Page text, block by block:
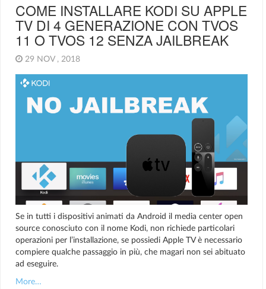
COME INSTALLARE KODI SU APPLE
TV DI 4 GENERAZIONE CON TVOS
11 O TVOS 12 SENZA JAILBREAK
29 NOV , 2018
Se in tutti i dispositivi animati da Android il media center open
source conosciuto con il nome Kodi, non richiede particolari
operazioni per l’installazione, se possiedi Apple TV è necessario
compiere qualche passaggio in più, che magari non sei abituato
ad eseguire.
More…